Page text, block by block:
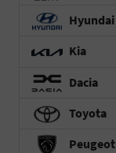
Hyundai
Kia
Dacia
Toyota
Peugeot